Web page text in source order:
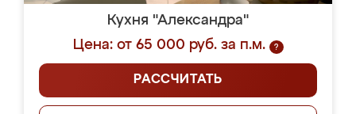
Кухня "Александра"
Цена: от 65 000 руб. за п.м.
?
РАССЧИТАТЬ